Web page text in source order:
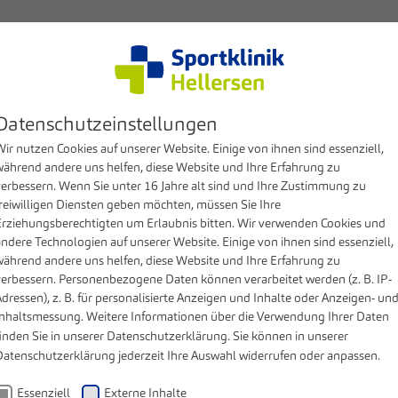
competences Patients & Visitors
the professional qualifications for the wide range of
staff and medical technicians, we are also
nutzen Cookies auf unserer Website. Einige von ihnen sind essenziell,
andere uns helfen, diese Website und Ihre Erfahrung zu
Wenn Sie unter 16 Jahre alt sind und Ihre Zustimmung zu
Diensten geben möchten, müssen Sie Ihre
um Erlaubnis bitten. Wir verwenden Cookies und
Technologien auf unserer Website. Einige von ihnen sind essenziell,
andere uns helfen, diese Website und Ihre Erfahrung zu
Personenbezogene Daten können verarbeitet werden (z. B. IP-
z. B. für personalisierte Anzeigen und Inhalte oder Anzeigen- und
Weitere Informationen über die Verwendung Ihrer Daten
Sie in unserer Datenschutzerklärung. Sie können in unserer
jederzeit Ihre Auswahl widerrufen oder anpassen.
Essenziell Externe Inhalte